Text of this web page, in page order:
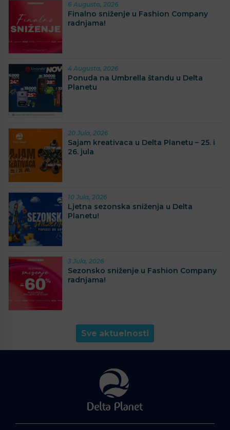
6 Augusta, 2026
Finalno sniženje u Fashion Company
radnjama!
4 Augusta, 2026
Ponuda na Umbrella štandu u Delta
Planetu
20 Jula, 2026
Sajam kreativaca u Delta Planetu – 25. i
26. jula
10 Jula, 2026
Ljetna sezonska sniženja u Delta
Planetu!
3 Jula, 2026
Sezonsko sniženje u Fashion Company
radnjama!
Sve aktuelnosti